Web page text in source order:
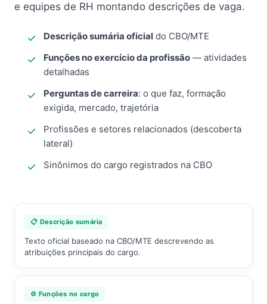
e equipes de RH montando descrições de vaga.
Descrição sumária oficial do CBO/MTE
Funções no exercício da profissão — atividades
detalhadas
Perguntas de carreira: o que faz, formação
exigida, mercado, trajetória
Profissões e setores relacionados (descoberta
lateral)
Sinônimos do cargo registrados na CBO
📋 Descrição sumária
Texto oficial baseado na CBO/MTE descrevendo as
atribuições principais do cargo.
⚙️ Funções no cargo